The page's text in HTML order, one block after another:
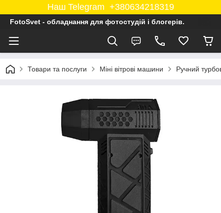
Наш Telegram +380634218319
FotoSvet - обладнання для фотостудій і блогерів.
Товари та послуги Міні вітрові машини Ручний